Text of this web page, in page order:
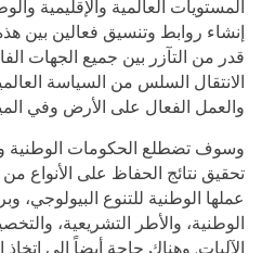
المستويات العالمية والإقليمية
إنشاء روابط وتنسيق فعالين بين
قدر من التآزر بين جميع الجهات
الانتقال السلس من السياسة
والعمل الفعال على الأرض وفي
وسوف تضطلع الحكومات الوطنية
تحقيق نتائج الحفاظ على الأنواع
عملها الوطنية للتنوع البيولوجي،
الوطنية، والأطر التشريعية،
الآليات. وهناك حاجة أيضاً إلى